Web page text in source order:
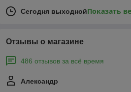
Сегодня выходнойПоказать
Отзывы о магазине
486 отзывов за всё время
Александр